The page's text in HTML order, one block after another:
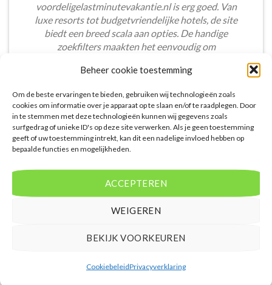
Beheer cookie toestemming
Om de beste ervaringen te bieden, gebruiken wij technologieën zoals
cookies om informatie over je apparaat op te slaan en/of te raadplegen. Door
in te stemmen met deze technologieën kunnen wij gegevens zoals
surfgedrag of unieke ID's op deze site verwerken. Als je geen toestemming
geeft of uw toestemming intrekt, kan dit een nadelige invloed hebben op
bepaalde functies en mogelijkheden.
ACCEPTEREN
WEIGEREN
BEKIJK VOORKEUREN
CookiebeleidPrivacyverklaring
voordeligelastminutevakantie.nl is erg goed. Van
luxe resorts tot budgetvriendelijke hotels, de site
biedt een breed scala aan opties. De handige
zoekfilters maakten het eenvoudig om
voorkeuren en budget.
Tim Beukers/Tilburg
Het boeken van een lastminute vakantie via